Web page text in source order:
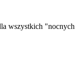
wszystkich "nocnych